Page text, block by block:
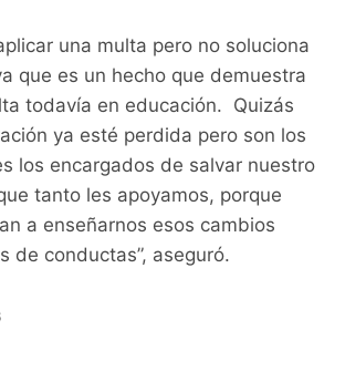
una multa pero no soluciona
que es un hecho que demuestra
todavía en educación. Quizás
ya esté perdida pero son los
los encargados de salvar nuestro
tanto les apoyamos, porque
a enseñarnos esos cambios
de conductas”, aseguró.